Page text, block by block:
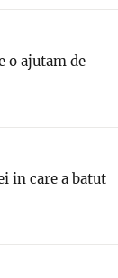
o ajutam de
in care a batut